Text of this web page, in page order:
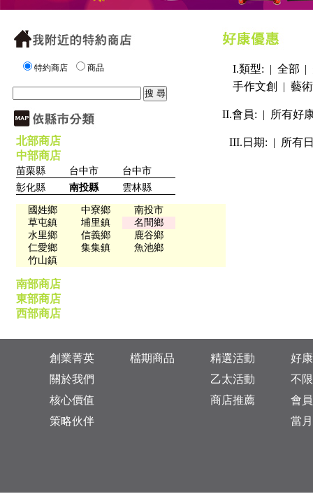
特約商店 商品
北部商店
中部商店
苗栗縣 台中市
台中市
彰化縣
南投縣 雲林縣
國姓鄉 中寮鄉
南投市
草屯鎮
埔里鎮
名間鄉
水里鄉
信義鄉
鹿谷鄉
仁愛鄉
集集鎮
魚池鄉
竹山鎮
南部商店
東部商店
西部商店
I.類型: | 全部 |
手作文創
| 藝
II.會員: | 所有好
III.日期: | 所有
創業菁英
關於我們
核心價值
策略伙伴
檔期商品
精選活動
乙太活動
商店推薦
好
不
會
當